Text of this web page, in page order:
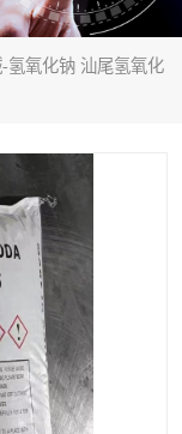
氢氧化钠 汕尾氢氧化
氢二钠
酸
钾
钠